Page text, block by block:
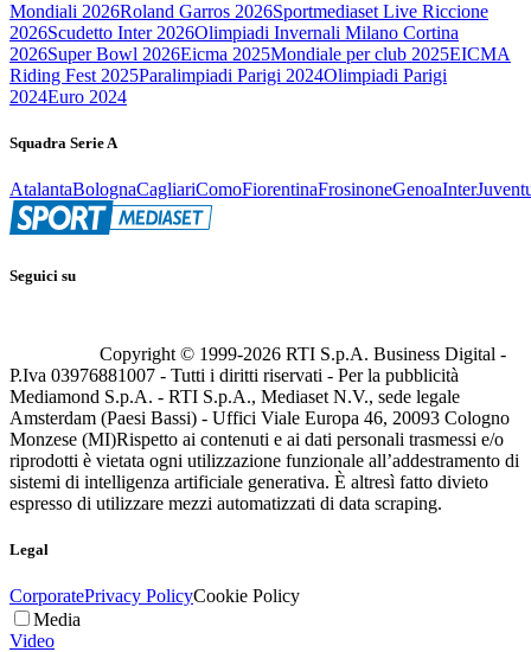
Mondiali 2026Roland Garros 2026Sportmediaset Live Riccione
2026Scudetto Inter 2026Olimpiadi Invernali Milano Cortina
2026Super Bowl 2026Eicma 2025Mondiale per club 2025EICMA
Riding Fest 2025Paralimpiadi Parigi 2024Olimpiadi Parigi
2024Euro 2024
Squadra Serie A
AtalantaBolognaCagliariComoFiorentinaFrosinoneGenoaInter
Seguici su
Copyright © 1999-2026 RTI S.p.A. Business Digital -
P.Iva 03976881007 - Tutti i diritti riservati - Per la pubblicità
Mediamond S.p.A. - RTI S.p.A., Mediaset N.V., sede legale
Amsterdam (Paesi Bassi) - Uffici Viale Europa 46, 20093 Cologno
Monzese (MI)Rispetto ai contenuti e ai dati personali trasmessi e/o
riprodotti è vietata ogni utilizzazione funzionale all’addestramento di
sistemi di intelligenza artificiale generativa. È altresì fatto divieto
espresso di utilizzare mezzi automatizzati di data scraping.
Legal
CorporatePrivacy PolicyCookie Policy
Media
Video